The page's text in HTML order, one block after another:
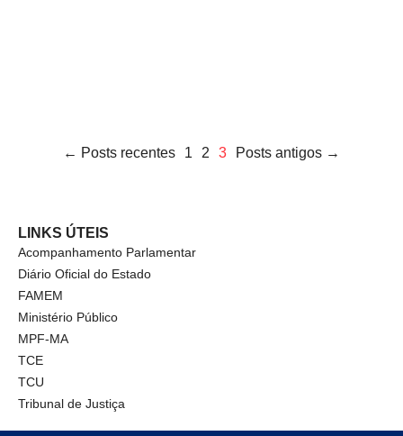
← Posts recentes 1 2 3 Posts antigos →
LINKS ÚTEIS
Acompanhamento Parlamentar
Diário Oficial do Estado
FAMEM
Ministério Público
MPF-MA
TCE
TCU
Tribunal de Justiça